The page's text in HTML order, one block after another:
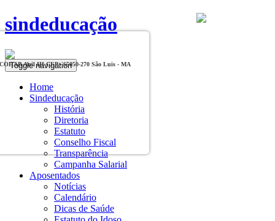
sindeducação
Toggle navigation
Home
Sindeducação
História
Diretoria
Estatuto
Conselho Fiscal
Transparência
Campanha Salarial
Aposentados
Notícias
Calendário
Dicas de Saúde
COHAB Anil III CEP - 65050-270 São Luis - MA